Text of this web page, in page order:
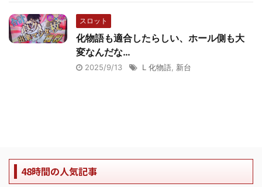
スロット
化物語も適合したらしい、ホール側も大
変なんだな…
2025/9/13 L 化物語 新台
48時間の人気記事